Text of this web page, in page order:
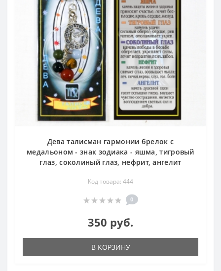
Дева талисман гармонии брелок с
медальоном - знак зодиака - яшма, тигровый
глаз, соколиный глаз, нефрит, ангелит
Код товара: 444
0
350 руб.
В КОРЗИНУ